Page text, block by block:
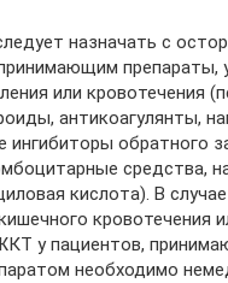
назначать с
препараты,
или кровотечения
антикоагулянты,
ингибиторы обратного
средства,
кислота). В
кровотечения
у пациентов,
необходимо